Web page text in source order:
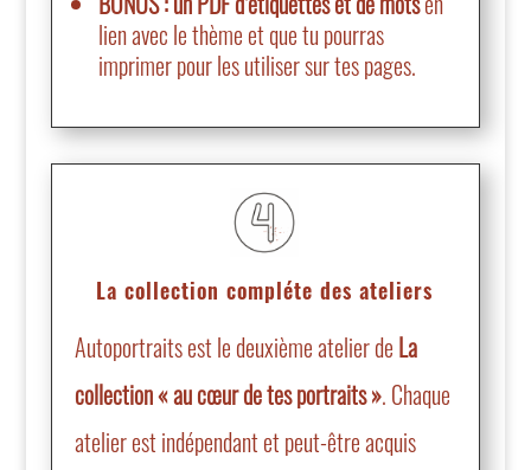
lien avec le thème et que tu pourras
imprimer pour les utiliser sur tes pages.
La collection compléte des ateliers
Autoportraits est le deuxième atelier de La
collection « au cœur de tes portraits ». Chaque
atelier est indépendant et peut-être acquis